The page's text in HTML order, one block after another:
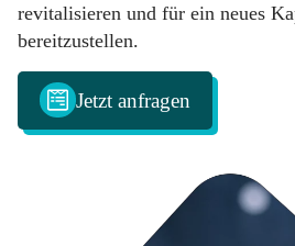
revitalisieren und für ein neues
bereitzustellen.
Jetzt anfragen